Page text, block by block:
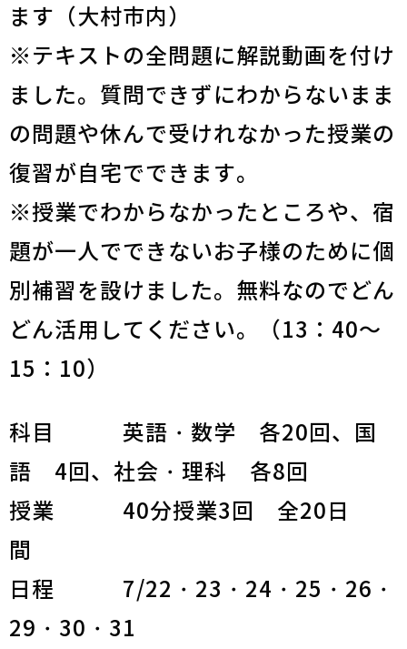
ます（大村市内）
※テキストの全問題に解説動画を付け
ました。質問できずにわからないまま
の問題や休んで受けれなかった授業の
復習が自宅でできます。
※授業でわからなかったところや、宿
題が一人でできないお子様のために個
別補習を設けました。無料なのでどん
どん活用してください。（13：40～
15：10）
科目 英語・数学 各20回、国
語 4回、社会・理科 各8回
授業 40分授業3回 全20日
間
日程 7/22・23・24・25・26・
29・30・31